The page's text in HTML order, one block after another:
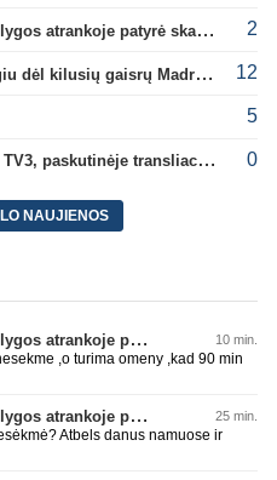
V. Dambrausko ekipa Čempionų lygos atrankoje patyrė skaudžią nesėkmę 2
L. Messi pasižymėjo kilniu poelgiu dėl kilusių gaisrų Madride 12
5
Dvikovas su „Hajduk“ transliuos TV3, paskutinėje transliacijoje – nauji rekordai 0
NAUJIENOS
V. Dambrausko ekipa Čempionų lygos atrankoje patyrė skaudžią nesėkmę 10 min.
,o turima omeny ,kad 90 min
V. Dambrausko ekipa Čempionų lygos atrankoje patyrė skaudžią nesėkmę 25 min.
Atbels danus namuose ir